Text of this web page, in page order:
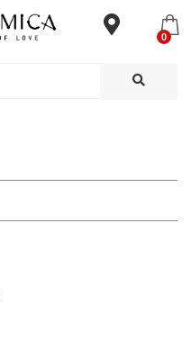
0